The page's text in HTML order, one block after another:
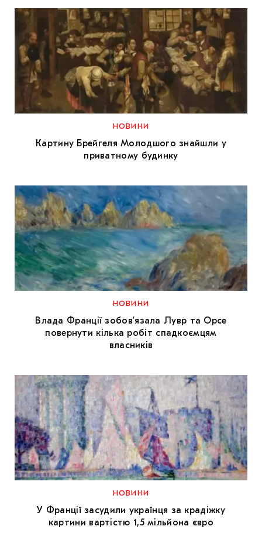
НОВИНИ
Картину Брейгеля Молодшого знайшли у
приватному будинку
НОВИНИ
Влада Франції зобов’язала Лувр та Орсе
повернути кілька робіт спадкоємцям
власників
НОВИНИ
У Франції засудили українця за крадіжку
картини вартістю 1,5 мільйона євро